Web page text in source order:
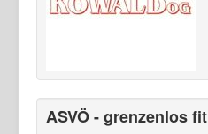
ASVÖ - grenzenlos fit